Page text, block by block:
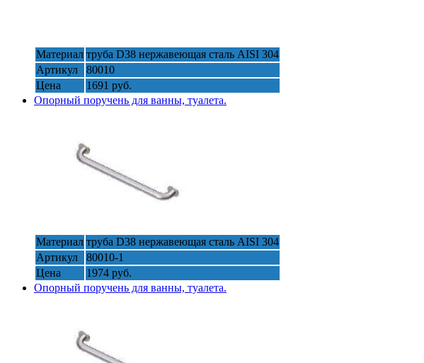
Материал труба D38 нержавеющая сталь AISI 304
Артикул
80010
Цена
1691 руб.
Опорный поручень для ванны, туалета.
Материал труба D38 нержавеющая сталь AISI 304
Артикул
80010-1
Цена
1974 руб.
Опорный поручень для ванны, туалета.